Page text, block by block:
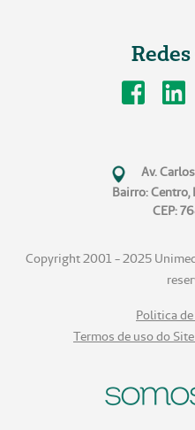
Av.
Bairro: Centro,
CEP:
Copyright 2001 - 2025
Politica
Termos de uso do